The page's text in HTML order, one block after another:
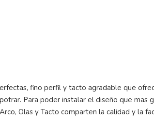
fino perfil y tacto agradable que
Para poder instalar el diseño que mas
Olas y Tacto comparten la calidad y la